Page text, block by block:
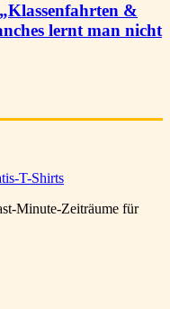
&
lernt man nicht
T-Shirts
Minute-Zeiträume für